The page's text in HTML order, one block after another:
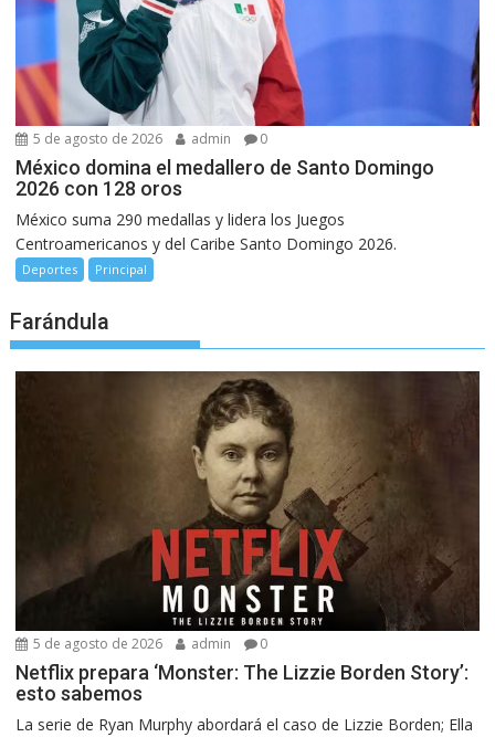
5 de agosto de 2026 admin 0
México domina el medallero de Santo Domingo
2026 con 128 oros
México suma 290 medallas y lidera los Juegos
Centroamericanos y del Caribe Santo Domingo 2026.
Deportes Principal
Farándula
5 de agosto de 2026 admin 0
Netflix prepara ‘Monster: The Lizzie Borden Story’:
esto sabemos
La serie de Ryan Murphy abordará el caso de Lizzie Borden; Ella